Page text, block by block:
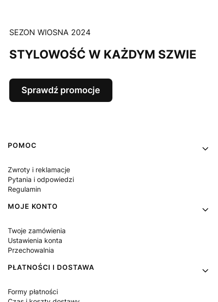
SEZON WIOSNA 2024
STYLOWOŚĆ W KAŻDYM SZWIE
Sprawdź promocje
Linki w stopce
POMOC
Zwroty i reklamacje
Pytania i odpowiedzi
Regulamin
MOJE KONTO
Twoje zamówienia
Ustawienia konta
Przechowalnia
PŁATNOŚCI I DOSTAWA
Formy płatności